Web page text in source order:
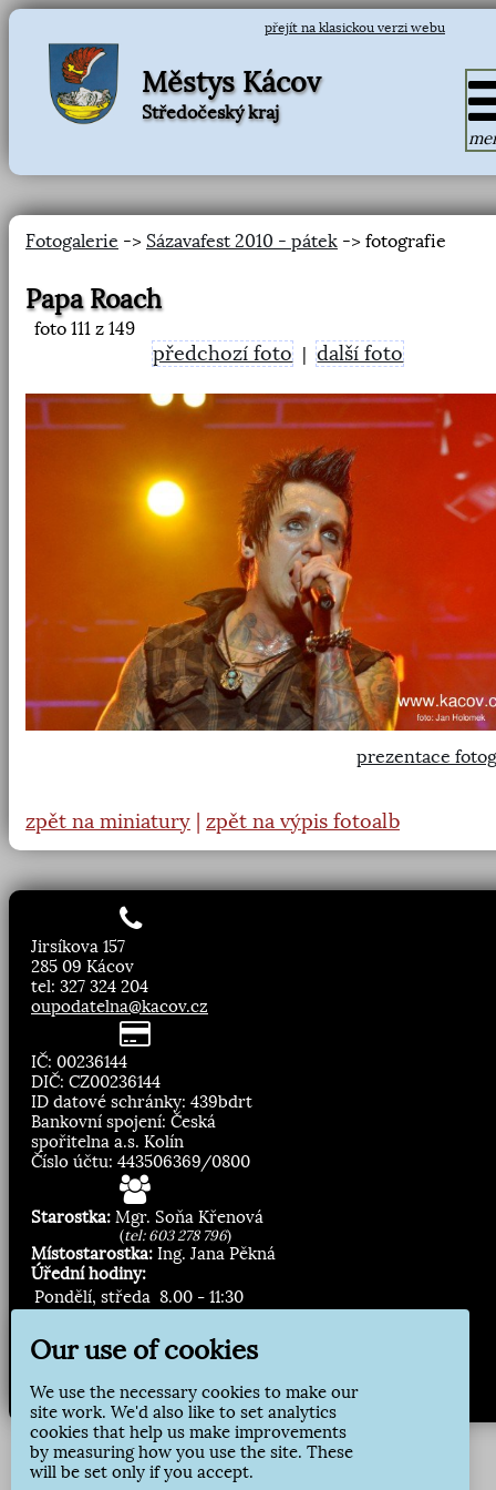
přejít na klasickou verzi webu
Městys Kácov
Středočeský kraj
Fotogalerie -> Sázavafest 2010 - pátek -> fotografie
Papa Roach
foto 111 z 149
předchozí foto |další foto
prezentace
zpět na miniatury zpět na výpis fotoalb
Jirsíkova 157
285 09 Kácov
tel: 327 324 204
oupodatelna@kacov.cz
IČ: 00236144
DIČ: CZ00236144
ID datové schránky: 439bdrt
Bankovní spojení: Česká
spořitelna a.s. Kolín
Číslo účtu: 443506369/0800
Starostka: Mgr. Soňa Křenová
(tel: 603 278 796)
Místostarostka: Ing. Jana Pěkná
Úřední hodiny:
Pondělí, středa 8.00 - 11:30
Přihlásit odběr
Our use of cookies
We use the necessary cookies to make our
site work. We'd also like to set analytics
cookies that help us make improvements
by measuring how you use the site. These
will be set only if you accept.